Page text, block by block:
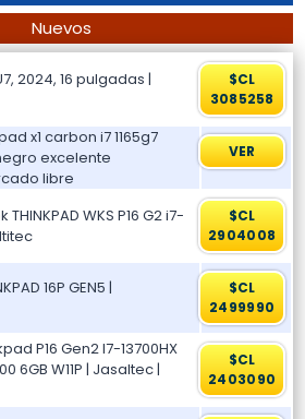
Nuevos
2024, 16 pulgadas |
$CL
3085258
x1 carbon i7 1165g7
excelente
libre
VER
WKS P16 G2 i7-
$CL
2904008
16P GEN5 |
$CL
2499990
P16 Gen2 I7-13700HX
6GB W11P | Jasaltec |
$CL
2403090